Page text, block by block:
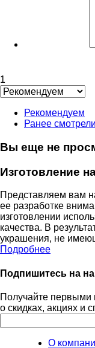
1
Рекомендуем
Ранее смотрели
Вы еще не
Изготовление
Представляем вам
ее разработке
изготовлении
качества. В
украшения, не
Подробнее
Подпишитесь на
Получайте
о скидках, акциях и
О